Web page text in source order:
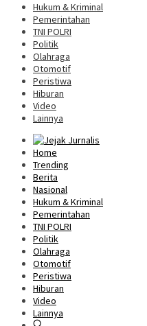
Hukum & Kriminal
Pemerintahan
TNI POLRI
Politik
Olahraga
Otomotif
Peristiwa
Hiburan
Video
Lainnya
Home
Trending
Berita
Nasional
Hukum & Kriminal
Pemerintahan
TNI POLRI
Politik
Olahraga
Otomotif
Peristiwa
Hiburan
Video
Lainnya